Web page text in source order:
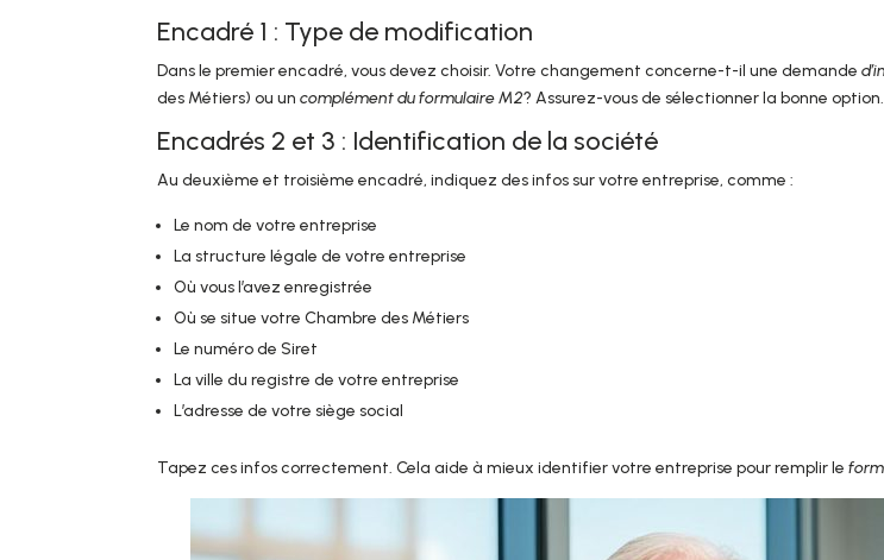
Encadré 1 : Type de modification
Dans le premier encadré, vous devez choisir. Votre changement concerne-t-il une demande
des Métiers) ou un complément du formulaire M2? Assurez-vous de sélectionner la bonne option.
Encadrés 2 et 3 : Identification de la société
Au deuxième et troisième encadré, indiquez des infos sur votre entreprise, comme :
Le nom de votre entreprise
La structure légale de votre entreprise
Où vous l’avez enregistrée
Où se situe votre Chambre des Métiers
Le numéro de Siret
La ville du registre de votre entreprise
L’adresse de votre siège social
Tapez ces infos correctement. Cela aide à mieux identifier votre entreprise pour remplir le